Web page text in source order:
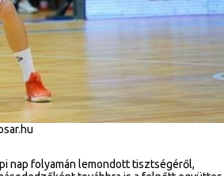
nap folyamán lemondott tisztségéről,